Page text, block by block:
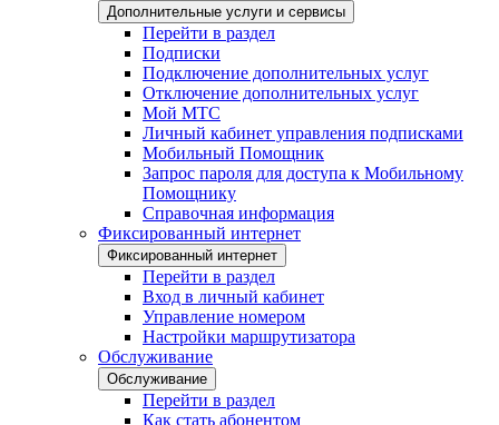
Дополнительные услуги и сервисы
Перейти в раздел
Подписки
Подключение дополнительных услуг
Отключение дополнительных услуг
Мой МТС
Личный кабинет управления подписками
Мобильный Помощник
Запрос пароля для доступа к Мобильному
Помощнику
Справочная информация
Фиксированный интернет
Фиксированный интернет
Перейти в раздел
Вход в личный кабинет
Управление номером
Настройки маршрутизатора
Обслуживание
Обслуживание
Перейти в раздел
Как стать абонентом